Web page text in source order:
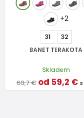
+2
31 32
BANET TERAKOTA
Skladem
69,7 € od 59,2 € s